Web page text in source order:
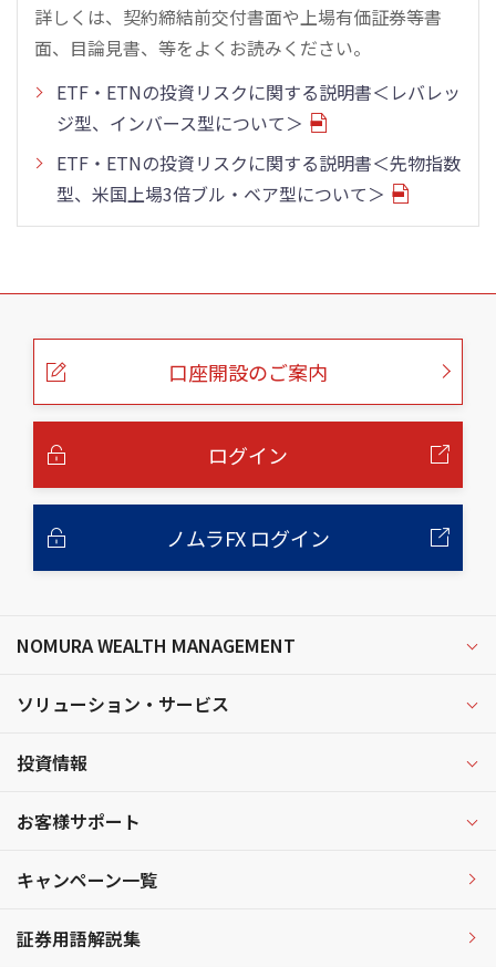
詳しくは、契約締結前交付書面や上場有価証券等書
面、目論見書、等をよくお読みください。
ETF・ETNの投資リスクに関する説明書＜レバレッ
ジ型、インバース型について＞
ETF・ETNの投資リスクに関する説明書＜先物指数
型、米国上場3倍ブル・ベア型について＞
こ
口座開設のご案内
ログイン
ノムラFX ログイン
NOMURA WEALTH MANAGEMENT
ソリューション・サービス
投資情報
お客様サポート
キャンペーン一覧
証券用語解説集